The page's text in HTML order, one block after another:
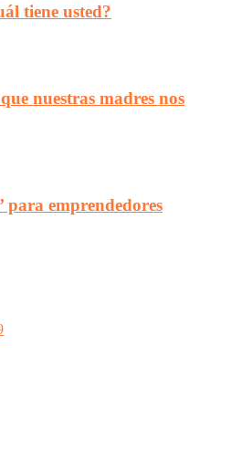
tiene usted?
nuestras madres nos
para emprendedores